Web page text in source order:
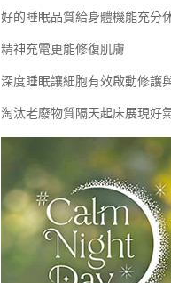
好的睡眠品質給身體機能充分
精神充電更能修復肌膚
深度睡眠讓細胞有效啟動修護
淘汰老廢物質隔天起床展現好